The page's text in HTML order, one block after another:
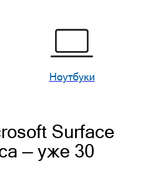
Ноутбуки
Surface
— уже 30